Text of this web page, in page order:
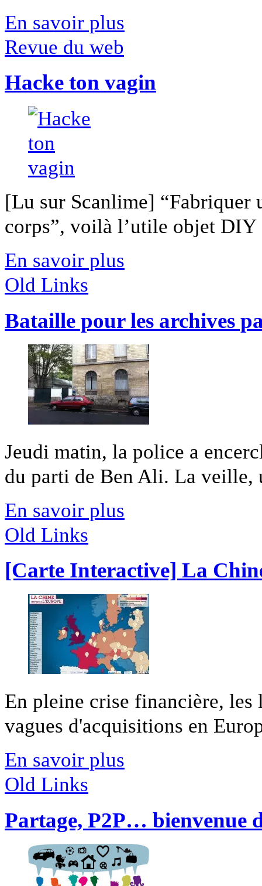
En savoir plus
Revue du web
Hacke ton vagin
[Lu sur Scanlime] “Fabriquer
corps”, voilà l’utile objet
En savoir plus
Old Links
Bataille pour les archives
Jeudi matin, la police a
du parti de Ben Ali. La veille,
En savoir plus
Old Links
[Carte Interactive] La
En pleine crise financière,
vagues d'acquisitions en
En savoir plus
Old Links
Partage, P2P… bienvenue